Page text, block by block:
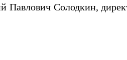
Солодкин,